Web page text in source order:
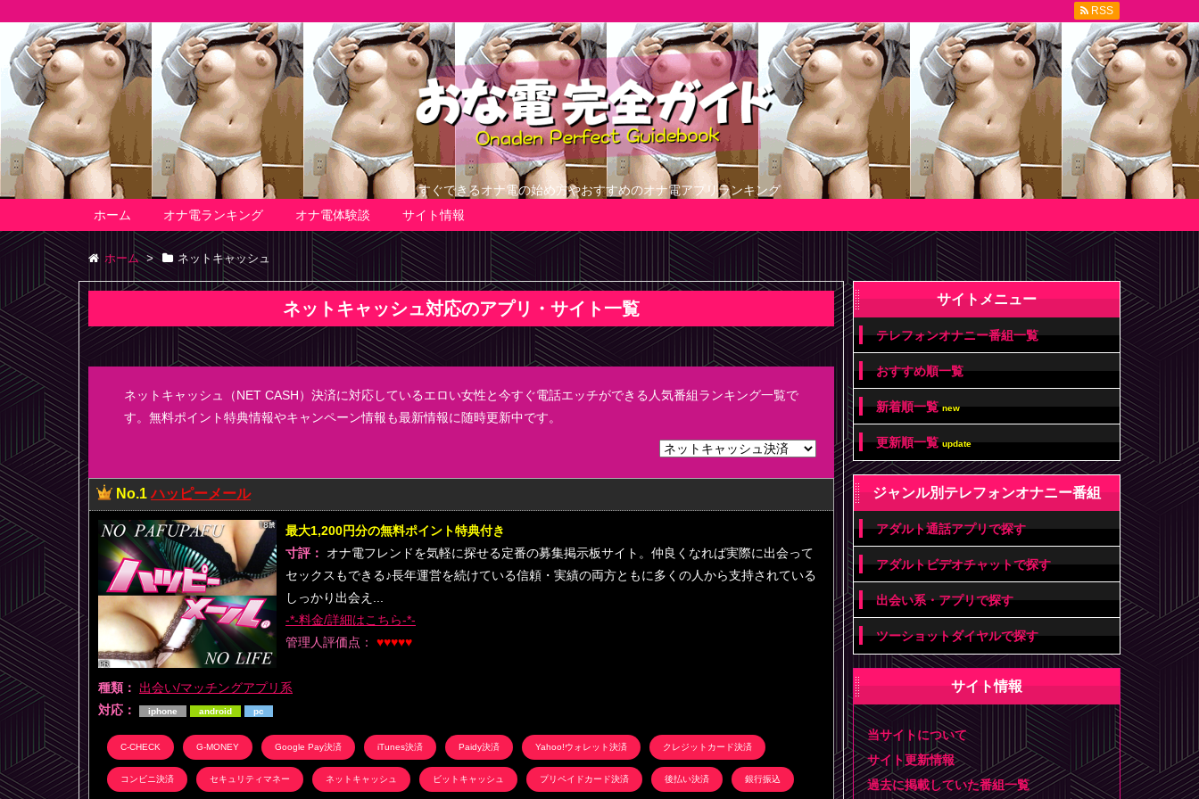
すぐできるオナ電の始め方やおすすめのオナ電アプリランキング
ホーム
オナ電ランキング オナ電体験談 サイト情報
RSS
ホーム > ネットキャッシュ
ネットキャッシュ対応のアプリ・サイト一覧
ネットキャッシュ（NET CASH）決済に対応しているエロい女性と今すぐ電話エッチができる人気番組ランキング一覧で
す。無料ポイント特典情報やキャンペーン情報も最新情報に随時更新中です。
No.1 ハッピーメール
最大1,200円分の無料ポイント特典付き
寸評：
オナ電フレンドを気軽に探せる定番の募集掲示板サイト。仲良くなれば実際に出会って
セックスもできる♪長年運営を続けている信頼・実績の両方ともに多くの人から支持されている
しっかり出会え...
-*-料金/詳細はこちら-*-
管理人評価点： ♥♥♥♥♥
種類： 出会い/マッチングアプリ系
対応：
iphone android pc
C-CHECK G-MONEY Google Pay決済 iTunes決済 Paidy決済 Yahoo!ウォレット決済 クレジットカード決済
コンビニ決済 セキュリティマネー ネットキャッシュ ビットキャッシュ プリペイドカード決済 後払い決済 銀行振込
サイトメニュー
テレフォンオナニー番組一覧
おすすめ順一覧
新着順一覧new
更新順一覧update
ジャンル別テレフォンオナニー番組
アダルト通話アプリで探す
アダルトビデオチャットで探す
出会い系・アプリで探す
ツーショットダイヤルで探す
サイト情報
当サイトについて
サイト更新情報
過去に掲載していた番組一覧